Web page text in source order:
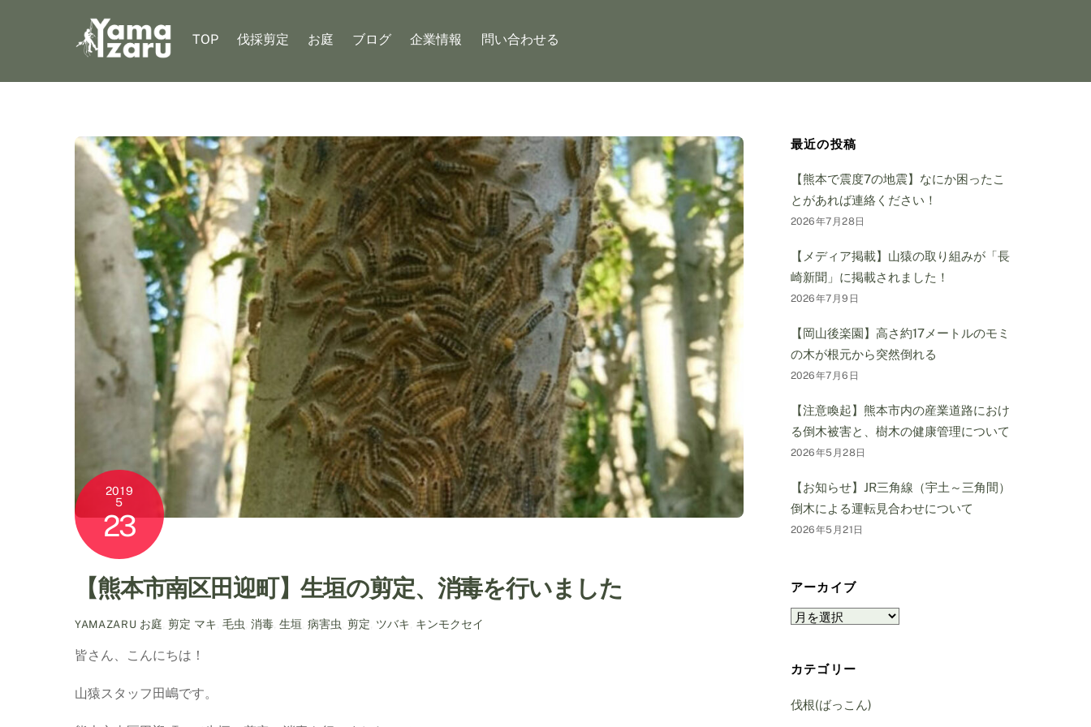
TOP 伐採剪定 お庭 ブログ 企業情報 問い合わせる
2019
5
23
【熊本市南区田迎町】生垣の剪定、消毒を行いました
YAMAZARU お庭 ,剪定 マキ ,毛虫 ,消毒 ,生垣 ,病害虫 ,剪定 ツバキ キンモクセイ
皆さん、こんにちは！
山猿スタッフ田嶋です。
最近の投稿
【熊本で震度7の地震】なにか困ったこ
とがあれば連絡ください！
2026年7月28日
【メディア掲載】山猿の取り組みが「長
崎新聞」に掲載されました！
2026年7月9日
【岡山後楽園】高さ約17メートルのモミ
の木が根元から突然倒れる
2026年7月6日
【注意喚起】熊本市内の産業道路におけ
る倒木被害と、樹木の健康管理について
2026年5月28日
【お知らせ】JR三角線（宇土～三角間）
倒木による運転見合わせについて
2026年5月21日
アーカイブ
ア
イ
ブ
カテゴリー
伐根(ばっこん)